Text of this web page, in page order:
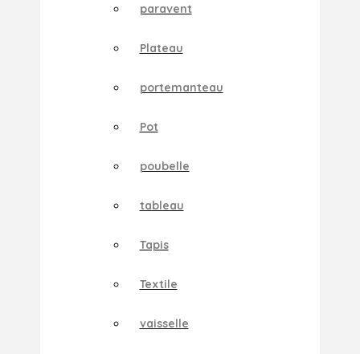
paravent
Plateau
portemanteau
Pot
poubelle
tableau
Tapis
Textile
vaisselle